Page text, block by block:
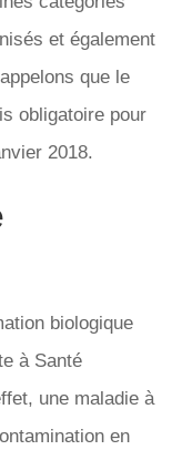
et également
que le
obligatoire pour
2018.
biologique
à Santé
une maladie à
en